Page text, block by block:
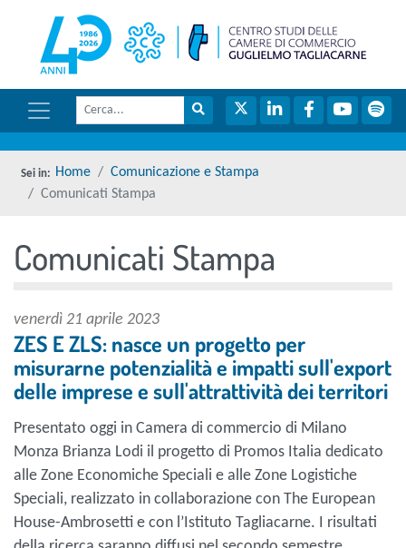
Vai ai contenuti
Menu di navigazione
Cerca
torna al menu di scelta rapida
Menu di navigazione principale
torna al menu di scelta rapida
Cerca nel sito Twitter LinkedIn FacebookYouTube
Home
Comunicazione e Stampa
Comunicati Stampa
torna al menu di scelta rapida
Comunicati Stampa
venerdì 21 aprile 2023
ZES E ZLS: nasce un progetto per
misurarne potenzialità e impatti sull'export
delle imprese e sull'attrattività dei territori
Presentato oggi in Camera di commercio di Milano
Monza Brianza Lodi il progetto di Promos Italia dedicato
alle Zone Economiche Speciali e alle Zone Logistiche
Speciali, realizzato in collaborazione con The European
House-Ambrosetti e con l’Istituto Tagliacarne. I risultati